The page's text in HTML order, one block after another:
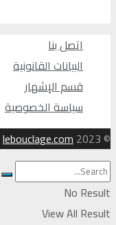
اتصل بنا
البيانات القانونية
قسم الإشهار
سياسة الخصوصية
© 2023
lebouclage.com
No Result
View All Result